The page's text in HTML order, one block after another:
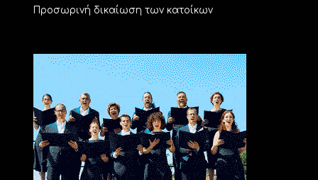
Προσωρινή δικαίωση των κατοίκων